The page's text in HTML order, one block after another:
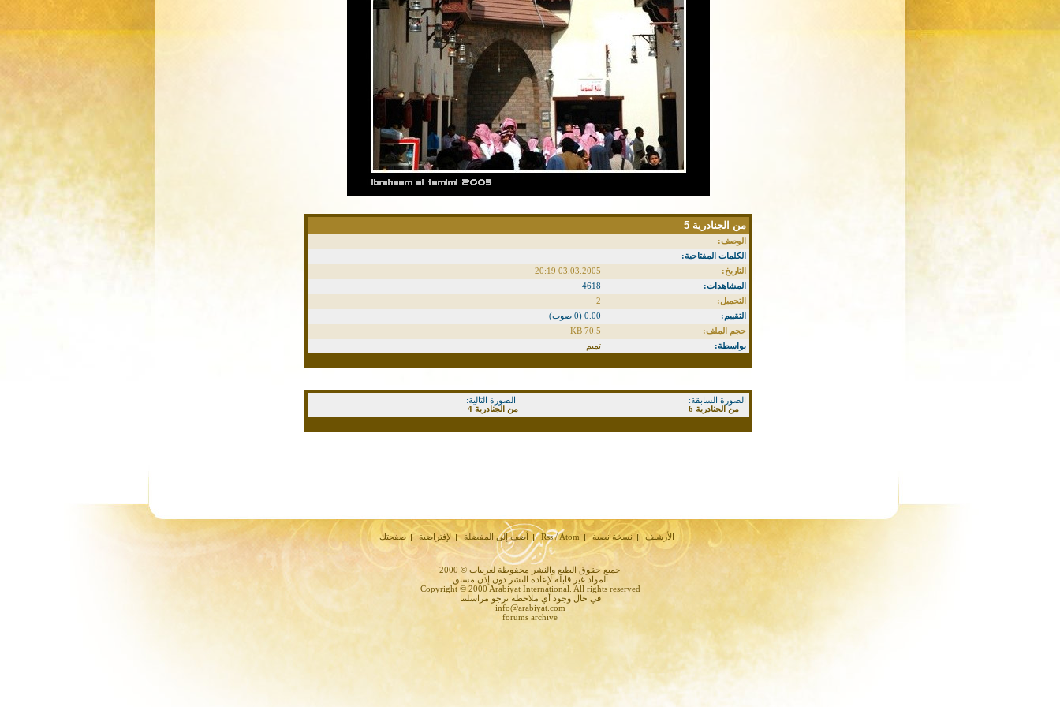
من الجنادرية 5
الوصف:
الكلمات المفتاحية:
التاريخ:
03.03.2005 20:19
المشاهدات:
4618
التحميل:
2
التقييم:
0.00 (0 صوت)
حجم الملف:
70.5 KB
بواسطة:
تميم
الصورة السابقة:
من الجنادرية 6
الصورة التالية:
من الجنادرية 4
صفحتك لإفتراضية أضف إلى المفضلة Rss / Atom نسخة نصية الأرشيف
جميع حقوق الطبع والنشر محفوظة لعربيات © 2000
المواد غير قابلة لإعادة النشر دون إذن مسبق
Copyright © 2000 Arabiyat International. All rights reserved
في حال وجود أي ملاحظة نرجو مراسلتنا
info@arabiyat.com
forums archive